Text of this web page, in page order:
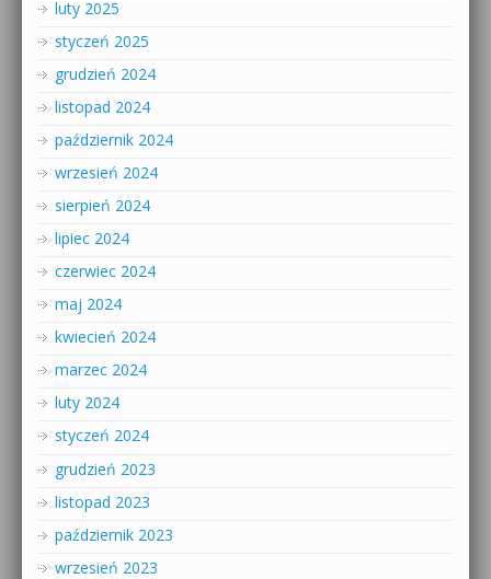
luty 2025
styczeń 2025
grudzień 2024
listopad 2024
październik 2024
wrzesień 2024
sierpień 2024
lipiec 2024
czerwiec 2024
maj 2024
kwiecień 2024
marzec 2024
luty 2024
styczeń 2024
grudzień 2023
listopad 2023
październik 2023
wrzesień 2023